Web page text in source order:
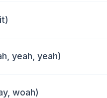
yeah, yeah)
woah)